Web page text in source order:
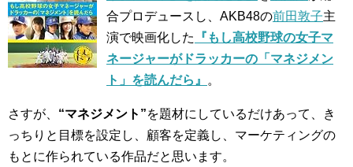
合プロデュースし、AKB48の前田敦子主
演で映画化した
『もし高校野球の女子マ
ネージャーがドラッカーの「マネジメン
ト」を読んだら』
。
さすが、 “マネジメント”を題材にしているだけあって、き
っちりと目標を設定し、顧客を定義し、マーケティングの
もとに作られている作品だと思います。